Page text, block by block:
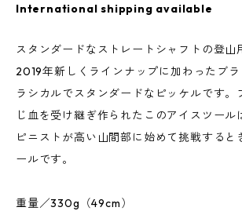
International shipping available
スタンダードなストレートシャフトの登山
2019年新しくラインナップに加わったブ
ラシカルでスタンダードなピッケルです。
じ血を受け継ぎ作られたこのアイスツール
ピニストが高い山間部に始めて挑戦すると
ールです。
重量／330g（49cm）